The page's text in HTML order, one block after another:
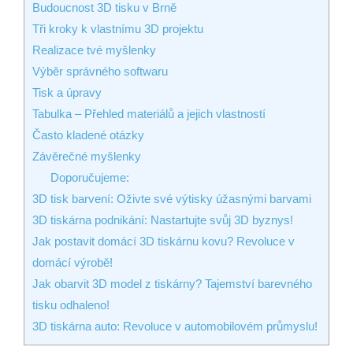
Budoucnost 3D tisku v Brně
Tři kroky k vlastnímu 3D projektu
Realizace tvé myšlenky
Výběr správného softwaru
Tisk a úpravy
Tabulka – Přehled materiálů a jejich vlastností
Často kladené otázky
Závěrečné myšlenky
Doporučujeme:
3D tisk barvení: Oživte své výtisky úžasnými barvami
3D tiskárna podnikání: Nastartujte svůj 3D byznys!
Jak postavit domácí 3D tiskárnu kovu? Revoluce v
domácí výrobě!
Jak obarvit 3D model z tiskárny? Tajemství barevného
tisku odhaleno!
3D tiskárna auto: Revoluce v automobilovém průmyslu!